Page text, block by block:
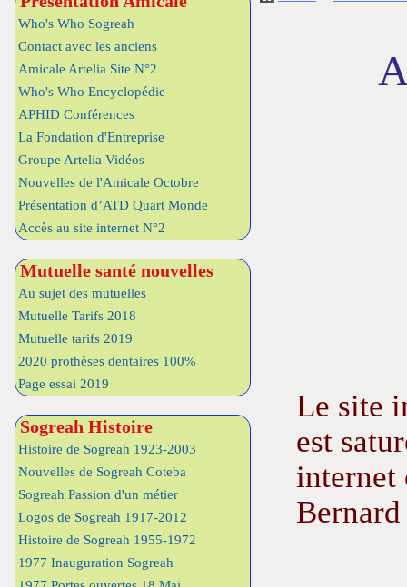
Who's Who Sogreah
Contact avec les anciens
Amicale Artelia Site N°2
Who's Who Encyclopédie
APHID Conférences
La Fondation d'Entreprise
Groupe Artelia Vidéos
Nouvelles de l'Amicale Octobre
Présentation d’ATD Quart Monde
Accès au site internet N°2
Mutuelle santé nouvelles
Au sujet des mutuelles
Mutuelle Tarifs 2018
Mutuelle tarifs 2019
2020 prothèses dentaires 100%
Page essai 2019
Sogreah Histoire
Histoire de Sogreah 1923-2003
Nouvelles de Sogreah Coteba
Sogreah Passion d'un métier
Logos de Sogreah 1917-2012
Histoire de Sogreah 1955-1972
1977 Inauguration Sogreah
Le site
est
internet